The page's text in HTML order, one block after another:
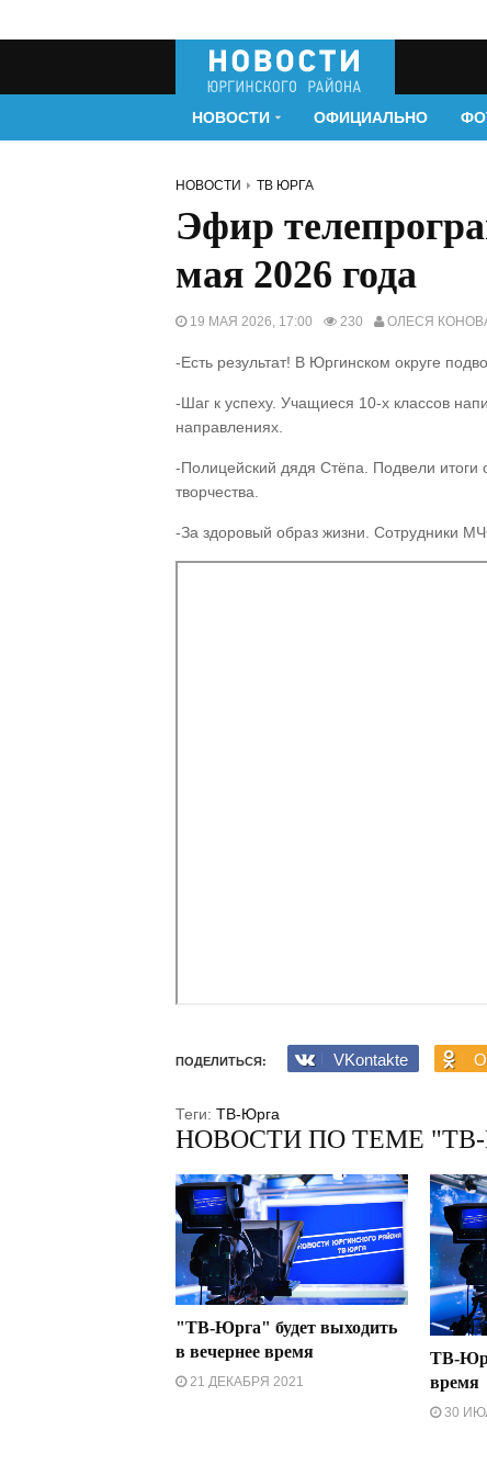
НОВОСТИ ОФИЦИАЛЬНО
НОВОСТИ ТВ ЮРГА
Эфир
мая 2026 года
19 МАЯ 2026, 17:00 230 ОЛЕСЯ
-Есть результат! В Юргинском округе
-Шаг к успеху. Учащиеся 10-х классов
направлениях.
-Полицейский дядя Стёпа. Подвели итоги
творчества.
-За здоровый образ жизни. Сотрудники
ПОДЕЛИТЬСЯ: VKontakte
Теги: ТВ-Юрга
НОВОСТИ ПО ТЕМЕ "ТВ-
"ТВ-Юрга" будет выходить
в вечернее время
21 ДЕКАБРЯ 2021
ТВ-
время
30